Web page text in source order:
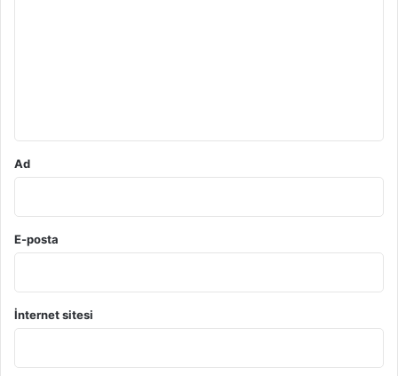
Ad
E-posta
İnternet sitesi